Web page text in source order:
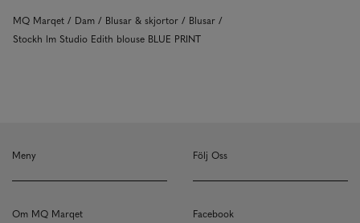
MQ Marqet Dam Blusar & skjortor
Blusar
Stockh lm Studio Edith blouse BLUE PRINT
Meny
Om MQ Marqet
Följ Oss
Facebook